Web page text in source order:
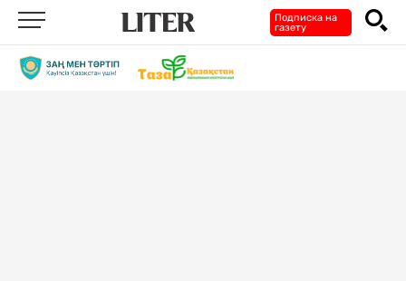
Подписка на
газету